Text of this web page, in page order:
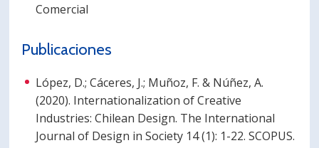
Comercial
Publicaciones
López, D.; Cáceres, J.; Muñoz, F. & Núñez, A.
(2020). Internationalization of Creative
Industries: Chilean Design. The International
Journal of Design in Society 14 (1): 1-22. SCOPUS.